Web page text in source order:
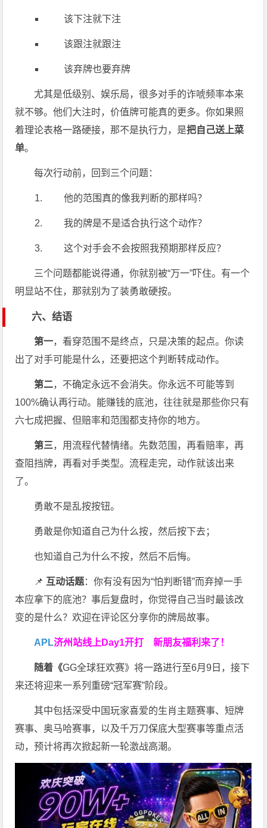
该下注就下注
该跟注就跟注
该弃牌也要弃牌
尤其是低级别、娱乐局，很多对手的诈唬频率本来
就不够。他们大注时，价值牌可能真的更多。你如果照
着理论表格一路硬接，那不是执行力，是把自己送上菜
单。
每次行动前，回到三个问题：
他的范围真的像我判断的那样吗？
我的牌是不是适合执行这个动作？
这个对手会不会按照我预期那样反应？
三个问题都能说得通，你就别被“万一”吓住。有一个
明显站不住，那就别为了装勇敢硬按。
六、结语
第一，看穿范围不是终点，只是决策的起点。你读
出了对手可能是什么，还要把这个判断转成动作。
第二，不确定永远不会消失。你永远不可能等到
100%确认再行动。能赚钱的底池，往往就是那些你只有
六七成把握、但赔率和范围都支持你的地方。
第三，用流程代替情绪。先数范围，再看赔率，再
查阻挡牌，再看对手类型。流程走完，动作就该出来
了。
勇敢不是乱按按钮。
勇敢是你知道自己为什么按，然后按下去；
也知道自己为什么不按，然后不后悔。
📌 互动话题：你有没有因为“怕判断错”而弃掉一手
本应拿下的底池？事后复盘时，你觉得自己当时最该改
变的是什么？欢迎在评论区分享你的牌局故事。
APL济州站线上Day1开打新朋友福利来了！
随着《GG全球狂欢赛》将一路进行至6月9日，接下
来还将迎来一系列重磅“冠军赛”阶段。
其中包括深受中国玩家喜爱的生肖主题赛事、短牌
赛事、奥马哈赛事，以及千万刀保底大型赛事等重点活
动，预计将再次掀起新一轮激战高潮。